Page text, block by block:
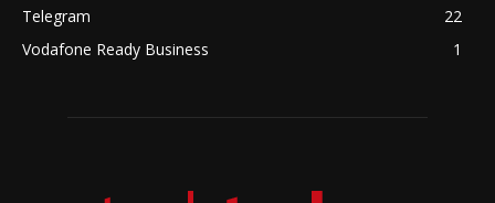
Telegram
22
Vodafone Ready Business
1